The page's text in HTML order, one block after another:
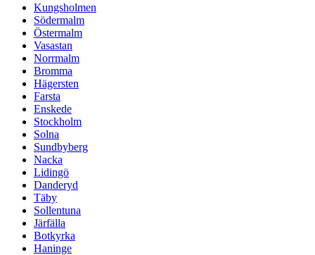
Kungsholmen
Södermalm
Östermalm
Vasastan
Norrmalm
Bromma
Hägersten
Farsta
Enskede
Stockholm
Solna
Sundbyberg
Nacka
Lidingö
Danderyd
Täby
Sollentuna
Järfälla
Botkyrka
Haninge